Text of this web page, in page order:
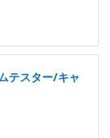
テスター/キャ